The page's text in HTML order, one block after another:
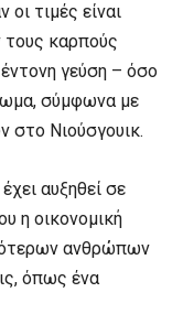
τιμές είναι
τους καρπούς
γεύση – όσο
σύμφωνα με
στο Νιούσγουικ.
αυξηθεί σε
η οικονομική
ανθρώπων
όπως ένα